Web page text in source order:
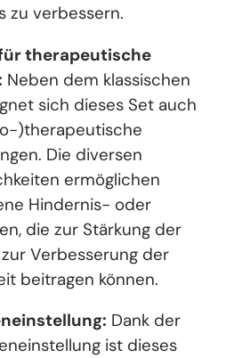
zu verbessern.
therapeutische
Neben dem klassischen
sich dieses Set auch
)therapeutische
Die diversen
ermöglichen
Hindernis- oder
die zur Stärkung der
Verbesserung der
beitragen können.
Dank der
ist dieses